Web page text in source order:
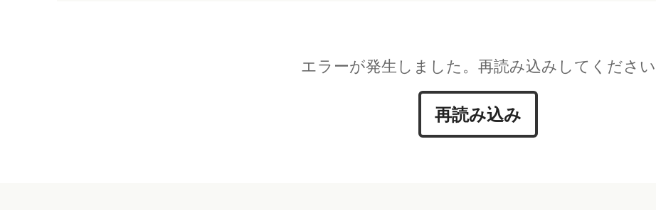
エラーが発生しました。再読み込みしてください
再読み込み